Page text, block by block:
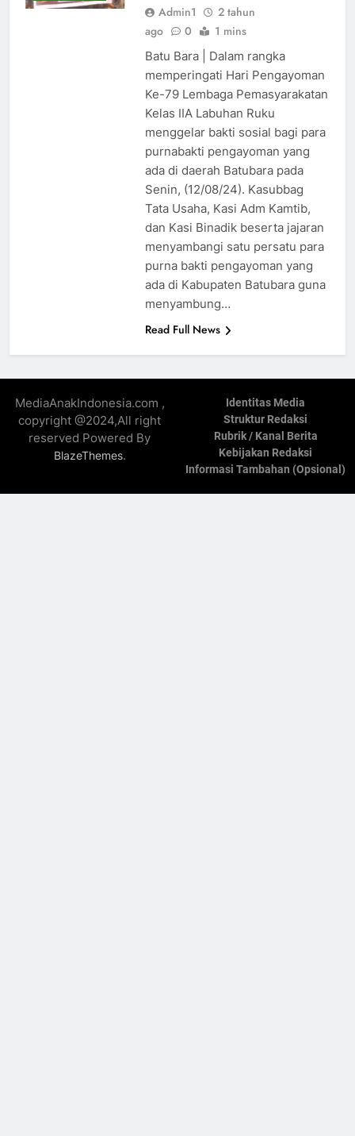
Admin1
2 tahun
ago
0 1 mins
Batu Bara | Dalam rangka
memperingati Hari Pengayoman
Ke-79 Lembaga Pemasyarakatan
Kelas IIA Labuhan Ruku
menggelar bakti sosial bagi para
purnabakti pengayoman yang
ada di daerah Batubara pada
Senin, (12/08/24). Kasubbag
Tata Usaha, Kasi Adm Kamtib,
dan Kasi Binadik beserta jajaran
menyambangi satu persatu para
purna bakti pengayoman yang
ada di Kabupaten Batubara guna
menyambung…
Read Full News
MediaAnakIndonesia.com ,
copyright @2024,All right
reserved Powered By
BlazeThemes.
Identitas Media
Struktur Redaksi
Rubrik / Kanal Berita
Kebijakan Redaksi
Informasi Tambahan (Opsional)